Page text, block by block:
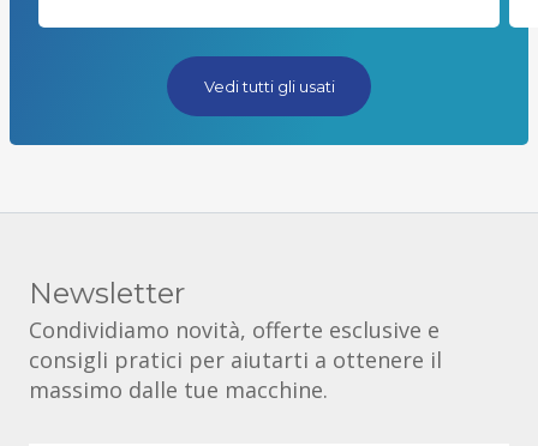
Vedi tutti gli usati
Newsletter
Condividiamo novità, offerte esclusive e
consigli pratici per aiutarti a ottenere il
massimo dalle tue macchine.